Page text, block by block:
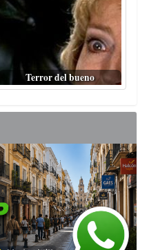
Terror del bueno